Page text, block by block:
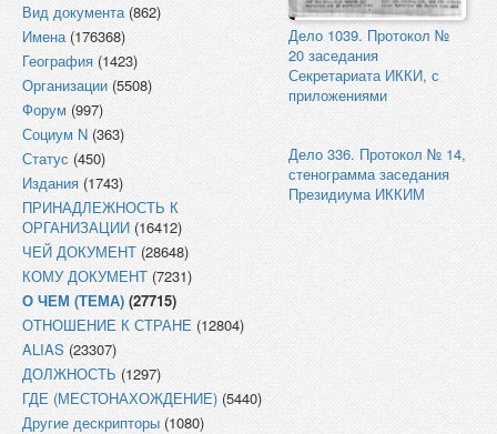
Вид документа(862)
Имена(176368)
География (1423)
Организации (5508)
Форум (997)
Социум N (363)
Статус (450)
Издания (1743)
ПРИНАДЛЕЖНОСТЬ К
ОРГАНИЗАЦИИ (16412)
ЧЕЙ ДОКУМЕНТ (28648)
КОМУ ДОКУМЕНТ (7231)
О ЧЕМ (ТЕМА) (27715)
ОТНОШЕНИЕ К СТРАНЕ (12804)
ALIAS (23307)
ДОЛЖНОСТЬ (1297)
ГДЕ (МЕСТОНАХОЖДЕНИЕ) (5440)
Другие дескрипторы (1080)
Дело 1039. Протокол №
20 заседания
Секретариата ИККИ, с
приложениями
Дело 336. Протокол № 14,
стенограмма заседания
Президиума ИККИМ